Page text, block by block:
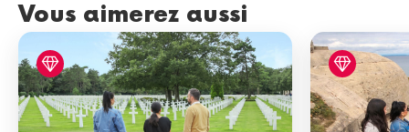
Vous aimerez aussi